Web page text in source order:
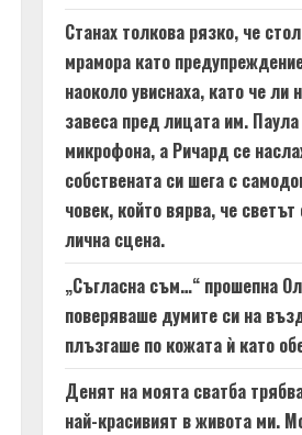
Станах толкова рязко, че
мрамора като
наоколо увиснаха, като че ли
завеса пред лицата им.
микрофона, а Ричард се
собствената си шега с
човек, който вярва, че светът
лична сцена.
„Съгласна съм…“ прошепна
поверяваше думите си на
плъзгаше по кожата ѝ като
Денят на моята сватба
най-красивият в живота ми.